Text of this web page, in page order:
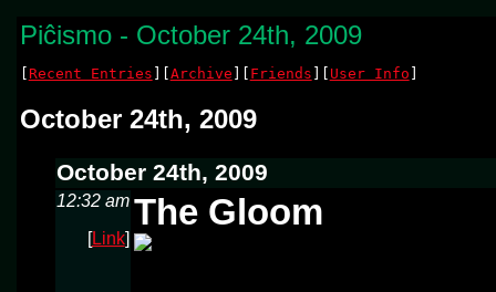
Piĉismo - October 24th, 2009
[Recent Entries ][Archive ][ Friends ][ User Info ]
October 24th, 2009
October 24th, 2009
12:32 am
Link]
The Gloom